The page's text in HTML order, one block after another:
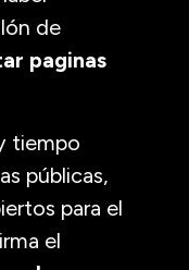
de
paginas
tiempo
públicas,
para el
el